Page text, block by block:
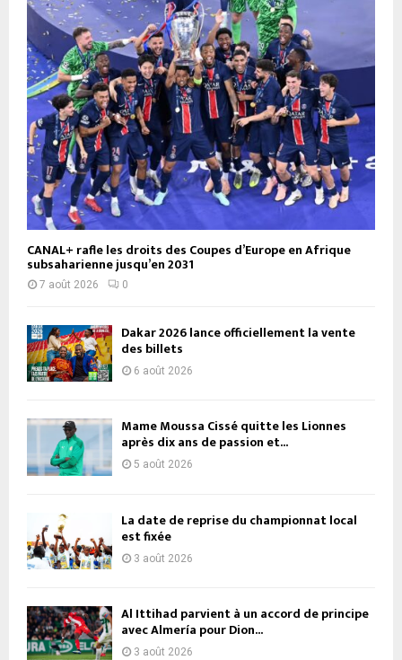
CANAL+ rafle les droits des Coupes d’Europe en Afrique
subsaharienne jusqu’en 2031
7 août 2026 0
Dakar 2026 lance officiellement la vente
des billets
6 août 2026
Mame Moussa Cissé quitte les Lionnes
après dix ans de passion et...
5 août 2026
La date de reprise du championnat local
est fixée
3 août 2026
Al Ittihad parvient à un accord de principe
avec Almería pour Dion...
3 août 2026